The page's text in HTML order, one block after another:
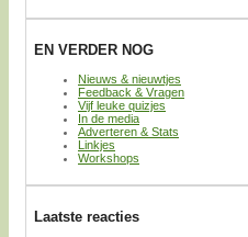
EN VERDER NOG
Nieuws & nieuwtjes
Feedback & Vragen
Vijf leuke quizjes
In de media
Adverteren & Stats
Linkjes
Workshops
Laatste reacties